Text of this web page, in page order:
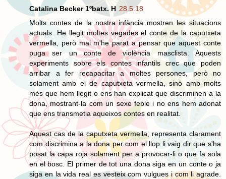
Catalina Becker 1ºbatx. H 28.5.18
Molts contes de la nostra infància mostren les situacions
actuals. He llegit moltes vegades el conte de la caputxeta
vermella, però mai m'he parat a pensar que aquest conte
puga ser un conte de violència masclista. Aquests
experiments sobre els contes infantils crec que poden
arribar a fer recapacitar a moltes persones, però no
solament amb el de caputxeta vermella, sinó amb molts
més que hem llegit o ens han explicat que discriminen a la
dona, mostrant-la com un sexe feble i no ens hem adonat
que ens transmetia aqueixos contes en realitat.
Aquest cas de la caputxeta vermella, representa clarament
com discrimina a la dona per com el llop li vaig dir que s'ha
posat la capa roja solament per a provocar-li o que fa sola
en el bosc. El primer de tot una dona siga en un conte o ja
siga en la vida real es vesteix com vulgues i com li agrade.